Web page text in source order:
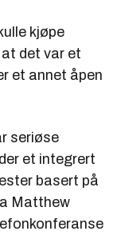
kjøpe
det var et
et annet åpen
seriøse
et integrert
basert på
Matthew